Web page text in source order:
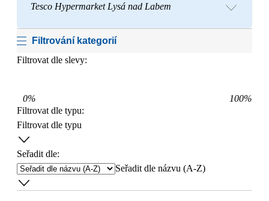
Tesco Hypermarket Lysá nad Labem
Filtrování kategorií
Filtrovat dle slevy:
0% 100%
Filtrovat dle typu:
Filtrovat dle typu
Seřadit dle:
Seřadit dle názvu (A-Z)